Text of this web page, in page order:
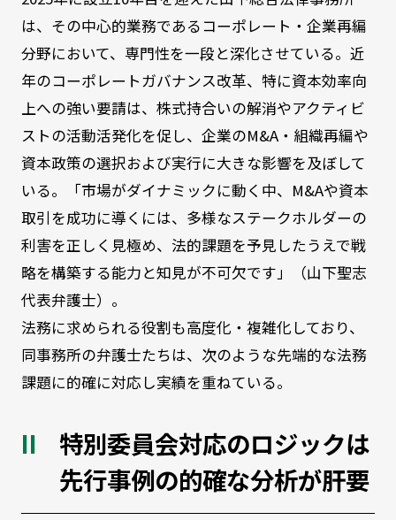
は、その中心的業務であるコーポレート・企業再編
分野において、専門性を一段と深化させている。近
年のコーポレートガバナンス改革、特に資本効率向
上への強い要請は、株式持合いの解消やアクティビ
ストの活動活発化を促し、企業のM&A・組織再編や
資本政策の選択および実行に大きな影響を及ぼして
いる。「市場がダイナミックに動く中、M&Aや資本
取引を成功に導くには、多様なステークホルダーの
利害を正しく見極め、法的課題を予見したうえで戦
略を構築する能力と知見が不可欠です」（山下聖志
代表弁護士）。
法務に求められる役割も高度化・複雑化しており、
同事務所の弁護士たちは、次のような先端的な法務
課題に的確に対応し実績を重ねている。
特別委員会対応のロジックは
先行事例の的確な分析が肝要